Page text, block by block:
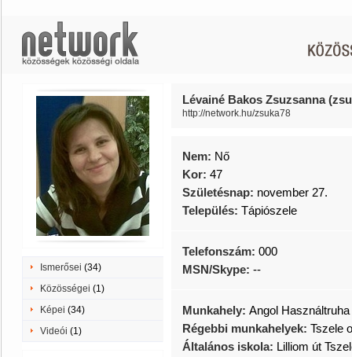
Ismerősei (34)
Közösségei (1)
Képei (34)
Videói (1)
Lévainé Bakos Zsuzsanna
http://network.hu/zsuka78
Nem: Nő
Kor: 47
Születésnap: november 27.
Település: Tápiószele
Telefonszám: 000
MSN/Skype: --
Munkahely: Angol Használtruha
Régebbi munkahelyek: Tszele
Általános iskola: Lilliom út